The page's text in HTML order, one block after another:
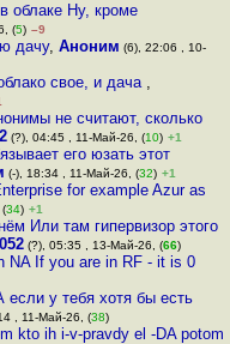
облаке Ну, кроме
(5) –9
дачу, Аноним (6), 22:06 , 10-
свое, и дача ,
не считают, сколько
(?), 04:45 , 11-Май-26, (10) +1
его юзать этот
(-), 18:34 , 11-Май-26, (32) +1
for example Azur as
(34) +1
Или там гипервизор этого
(?), 05:35 , 13-Май-26, (66)
NA If you are in RF - it is 0
у тебя хотя бы есть
, 11-Май-26, (38)
kto ih i-v-pravdy el -DA potom